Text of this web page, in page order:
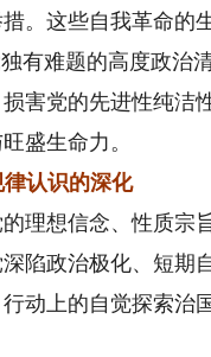
。这些自我革命的
有难题的高度政治
害党的先进性纯洁
盛生命力。
认识的深化
想信念、性质宗
陷政治极化、短期
动上的自觉探索治